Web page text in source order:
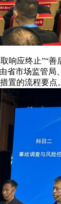
应终止”“
市场监管
的流程要